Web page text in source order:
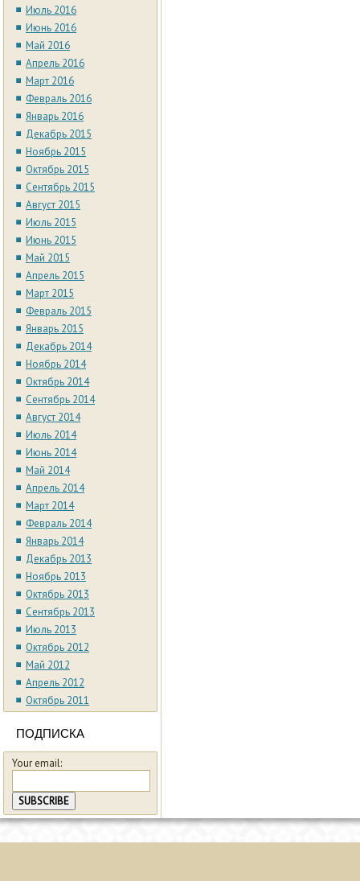
Июль 2016
Июнь 2016
Май 2016
Апрель 2016
Март 2016
Февраль 2016
Январь 2016
Декабрь 2015
Ноябрь 2015
Октябрь 2015
Сентябрь 2015
Август 2015
Июль 2015
Июнь 2015
Май 2015
Апрель 2015
Март 2015
Февраль 2015
Январь 2015
Декабрь 2014
Ноябрь 2014
Октябрь 2014
Сентябрь 2014
Август 2014
Июль 2014
Июнь 2014
Май 2014
Апрель 2014
Март 2014
Февраль 2014
Январь 2014
Декабрь 2013
Ноябрь 2013
Октябрь 2013
Сентябрь 2013
Июль 2013
Октябрь 2012
Май 2012
Апрель 2012
Октябрь 2011
ПОДПИСКА
Your email: